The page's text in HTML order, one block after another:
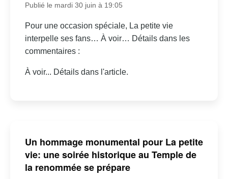
Publié le mardi 30 juin à 19:05
Pour une occasion spéciale, La petite vie
interpelle ses fans… À voir… Détails dans les
commentaires :
À voir... Détails dans l'article.
Un hommage monumental pour La petite
vie: une soirée historique au Temple de
la renommée se prépare